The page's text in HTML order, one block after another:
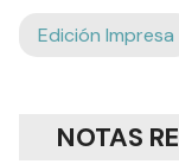
Edición Impresa
NOTAS